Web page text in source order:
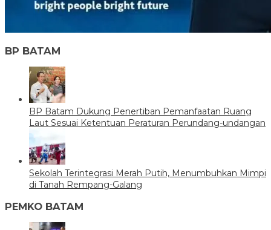
BP BATAM
BP Batam Dukung Penertiban Pemanfaatan Ruang
Laut Sesuai Ketentuan Peraturan Perundang-undangan
Sekolah Terintegrasi Merah Putih, Menumbuhkan Mimpi
di Tanah Rempang-Galang
PEMKO BATAM